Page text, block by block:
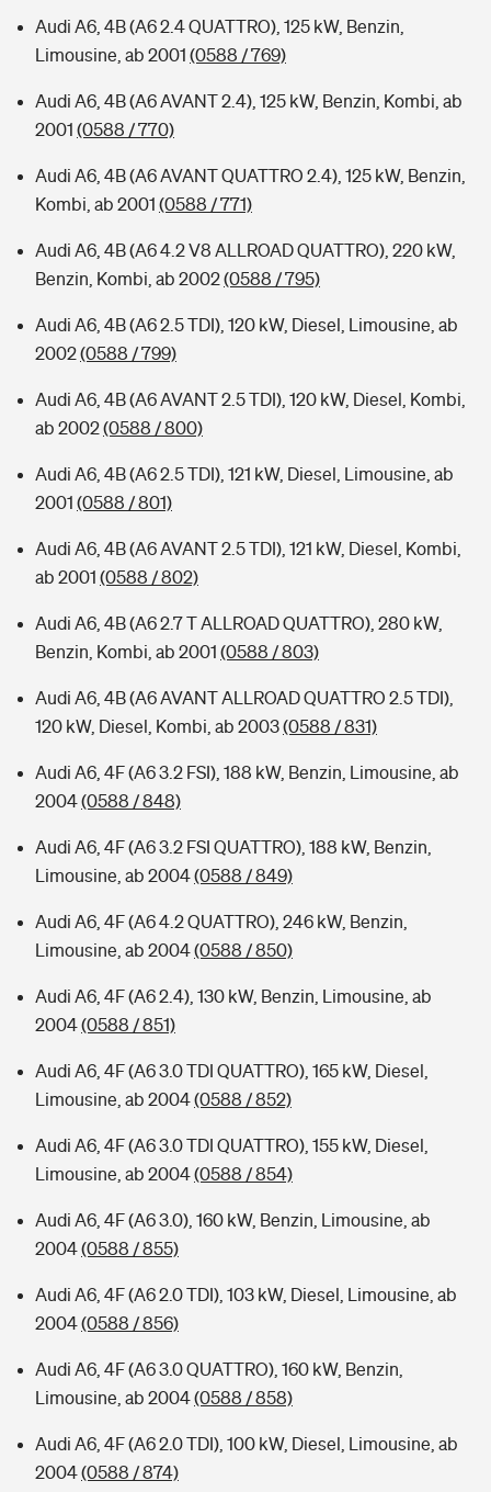
Audi A6, 4B (A6 2.4 QUATTRO), 125 kW, Benzin,
Limousine, ab 2001 (0588 / 769)
Audi A6, 4B (A6 AVANT 2.4), 125 kW, Benzin, Kombi, ab
2001 (0588 / 770)
Audi A6, 4B (A6 AVANT QUATTRO 2.4), 125 kW, Benzin,
Kombi, ab 2001 (0588 / 771)
Audi A6, 4B (A6 4.2 V8 ALLROAD QUATTRO), 220 kW,
Benzin, Kombi, ab 2002(0588 / 795)
Audi A6, 4B (A6 2.5 TDI), 120 kW, Diesel, Limousine, ab
2002(0588 / 799)
Audi A6, 4B (A6 AVANT 2.5 TDI), 120 kW, Diesel, Kombi,
ab 2002(0588 / 800)
Audi A6, 4B (A6 2.5 TDI), 121 kW, Diesel, Limousine, ab
2001 (0588 / 801)
Audi A6, 4B (A6 AVANT 2.5 TDI), 121 kW, Diesel, Kombi,
ab 2001 (0588 / 802)
Audi A6, 4B (A6 2.7 T ALLROAD QUATTRO), 280 kW,
Benzin, Kombi, ab 2001 (0588 / 803)
Audi A6, 4B (A6 AVANT ALLROAD QUATTRO 2.5 TDI),
120 kW, Diesel, Kombi, ab 2003(0588 / 831)
Audi A6, 4F (A6 3.2 FSI), 188 kW, Benzin, Limousine, ab
2004(0588 / 848)
Audi A6, 4F (A6 3.2 FSI QUATTRO), 188 kW, Benzin,
Limousine, ab 2004(0588 / 849)
Audi A6, 4F (A6 4.2 QUATTRO), 246 kW, Benzin,
Limousine, ab 2004(0588 / 850)
Audi A6, 4F (A6 2.4), 130 kW, Benzin, Limousine, ab
2004(0588 / 851)
Audi A6, 4F (A6 3.0 TDI QUATTRO), 165 kW, Diesel,
Limousine, ab 2004(0588 / 852)
Audi A6, 4F (A6 3.0 TDI QUATTRO), 155 kW, Diesel,
Limousine, ab 2004(0588 / 854)
Audi A6, 4F (A6 3.0), 160 kW, Benzin, Limousine, ab
2004(0588 / 855)
Audi A6, 4F (A6 2.0 TDI), 103 kW, Diesel, Limousine, ab
2004(0588 / 856)
Audi A6, 4F (A6 3.0 QUATTRO), 160 kW, Benzin,
Limousine, ab 2004(0588 / 858)
Audi A6, 4F (A6 2.0 TDI), 100 kW, Diesel, Limousine, ab
2004(0588 / 874)